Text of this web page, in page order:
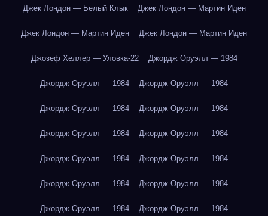
Джек Лондон — Белый Клык Джек Лондон — Мартин Иден
Джек Лондон — Мартин Иден Джек Лондон — Мартин Иден
Джозеф Хеллер — Уловка-22 Джордж Оруэлл — 1984
Джордж Оруэлл — 1984 Джордж Оруэлл — 1984
Джордж Оруэлл — 1984 Джордж Оруэлл — 1984
Джордж Оруэлл — 1984 Джордж Оруэлл — 1984
Джордж Оруэлл — 1984 Джордж Оруэлл — 1984
Джордж Оруэлл — 1984 Джордж Оруэлл — 1984
Джордж Оруэлл — 1984 Джордж Оруэлл — 1984